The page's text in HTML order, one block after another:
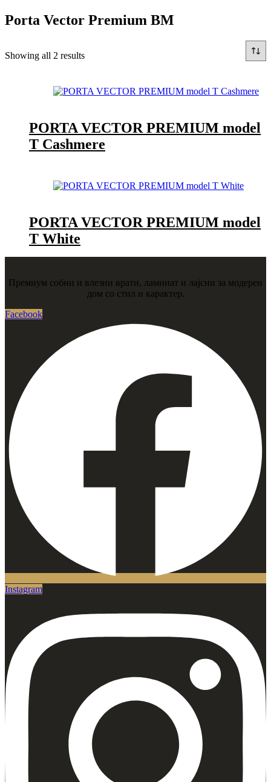
Porta Vector Premium BM
Showing all 2 results
PORTA VECTOR PREMIUM model
T Cashmere
PORTA VECTOR PREMIUM model
T White
Премиум собни и влезни врати, ламинат и лајсни за модерен
дом со стил и карактер.
Facebook
Instagram